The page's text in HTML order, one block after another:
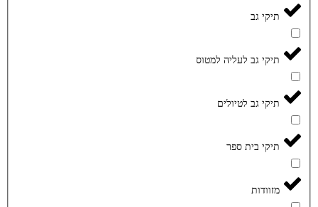
תיקי גב
תיקי גב לעליה למטוס
תיקי גב לטיולים
תיקי בית ספר
מזוודות